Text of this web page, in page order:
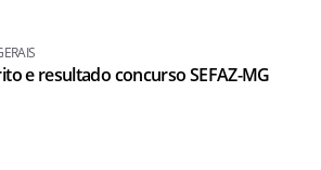
e resultado concurso SEFAZ-MG